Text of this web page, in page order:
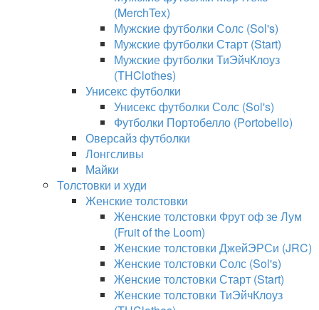
(MerchTex)
Мужские футболки Солс (Sol's)
Мужские футболки Старт (Start)
Мужские футболки ТиЭйчКлоуз
(THClothes)
Унисекс футболки
Унисекс футболки Солс (Sol's)
Футболки Портобелло (Portobello)
Оверсайз футболки
Лонгсливы
Майки
Толстовки и худи
Женские толстовки
Женские толстовки Фрут оф зе Лум
(Fruit of the Loom)
Женские толстовки ДжейЭРСи (JRC)
Женские толстовки Солс (Sol's)
Женские толстовки Старт (Start)
Женские толстовки ТиЭйчКлоуз